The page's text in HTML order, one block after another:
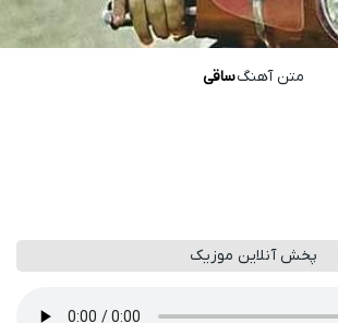
متن آهنگساقی
پخش آنلاین موزیک